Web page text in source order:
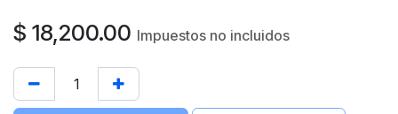
$ 18,200.00 Impuestos no incluidos